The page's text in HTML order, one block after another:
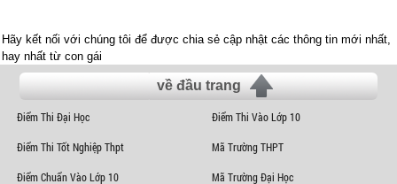
Hãy kết nối với chúng tôi để được chia sẻ cập nhật các thông tin mới nhất,
hay nhất từ con gái
về đầu trang
Điểm Thi Đại Học Điểm Thi Vào Lớp 10
Điểm Thi Tốt Nghiệp Thpt Mã Trường THPT
Điểm Chuẩn Vào Lớp 10 Mã Trường Đại Học